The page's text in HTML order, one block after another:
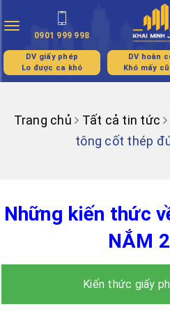
Toggle
navigation
0901 999 998
DV giấy phép
Lo được ca khó
DV hoàn
Khó mấy
Trang chủ Tất cả tin tức
tông cốt thép
Những kiến thức
NẮM
Kiến thức giấy